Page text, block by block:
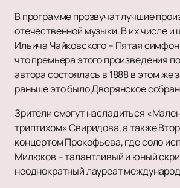
В программе прозвучат лучшие
отечественной музыки. В их числе
Ильича Чайковского – Пятая
что премьера этого произведения
автора состоялась в 1888 в этом же
раньше это было Дворянское
Зрители смогут насладиться
триптихом» Свиридова, а также
концертом Прокофьева, где соло
Милюков – талантливый и юный
неоднократный лауреат